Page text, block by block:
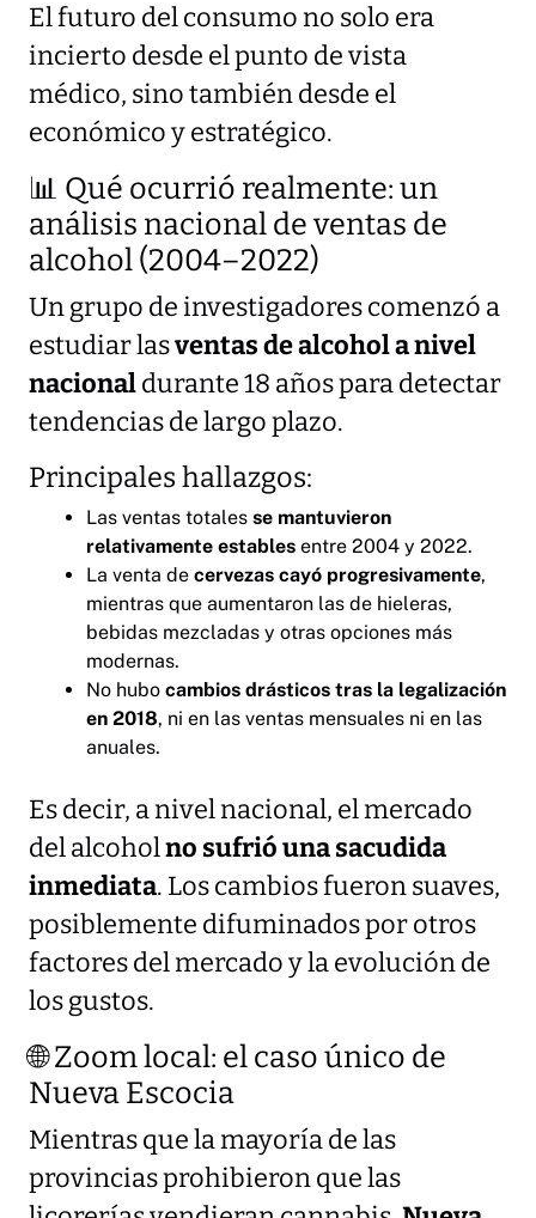
El futuro del consumo no solo era
incierto desde el punto de vista
médico, sino también desde el
económico y estratégico.
📊 Qué ocurrió realmente: un
análisis nacional de ventas de
alcohol (2004–2022)
Un grupo de investigadores comenzó a
estudiar lasventas de alcohol a nivel
nacionaldurante 18 años para detectar
tendencias de largo plazo.
Principales hallazgos:
Las ventas totales se mantuvieron
relativamente estables entre 2004 y 2022.
La venta de cervezas cayó progresivamente,
mientras que aumentaron las de hieleras,
bebidas mezcladas y otras opciones más
modernas.
No hubo cambios drásticos tras la legalización
en 2018, ni en las ventas mensuales ni en las
anuales.
Es decir, a nivel nacional, el mercado
del alcoholno sufrió una sacudida
inmediata. Los cambios fueron suaves,
posiblemente difuminados por otros
factores del mercado y la evolución de
los gustos.
🌐 Zoom local: el caso único de
Nueva Escocia
Mientras que la mayoría de las
provincias prohibieron que las